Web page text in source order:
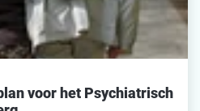
voor het Psychiatrisch